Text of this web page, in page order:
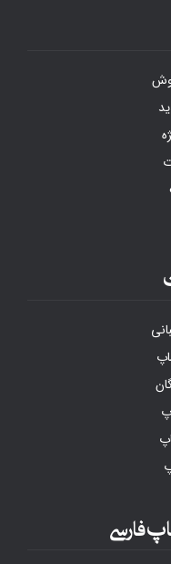
فارسی